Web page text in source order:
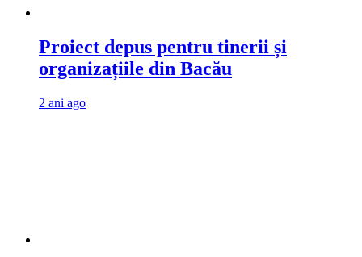
Proiect depus pentru tinerii și
organizațiile din Bacău
2 ani ago